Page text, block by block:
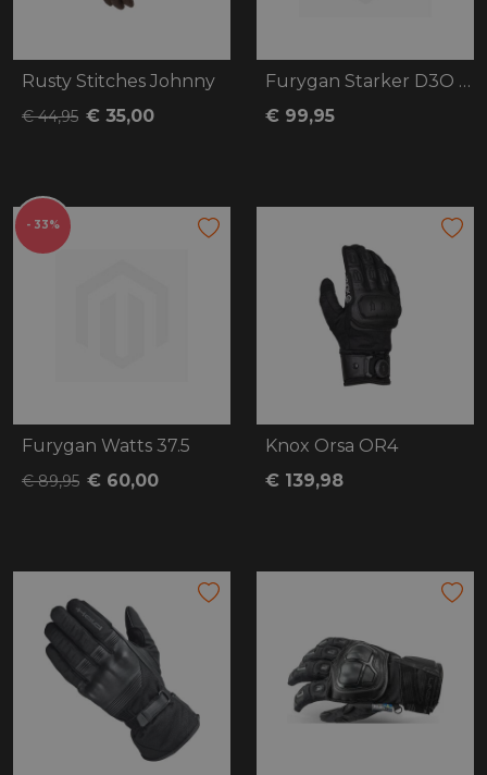
Rusty Stitches Johnny
€ 44,95 € 35,00
Furygan Starker D3O Primaloft 37.5
€ 99,95
- 33%
Furygan Watts 37.5
€ 89,95 € 60,00
Knox Orsa OR4
€ 139,98